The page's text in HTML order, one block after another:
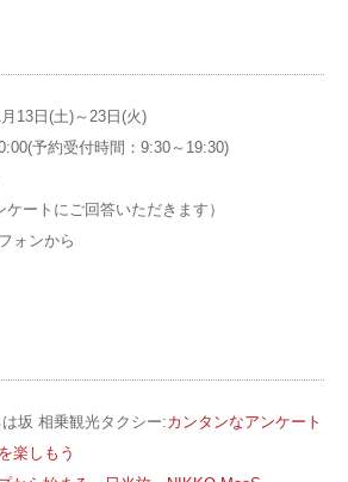
13日(土)～23日(火)
予約受付時間：9:30～19:30)
ートにご回答いただきます）
ォンから
坂 相乗観光タクシー:カンタンなアンケート
楽しもう